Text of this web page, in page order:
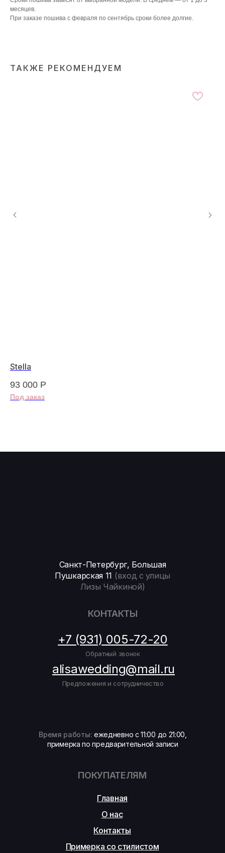
месяцев.
При заказе пошива с февраля по сентябрь сроки более долгие.
ТАКЖЕ РЕКОМЕНДУЕМ
Stella
93 000 Р
КОНТАКТЫ
+7 (931) 005-72-20
Предложения и сотрудничество
Обратный звонок
Время работы: ежедневно с 11:00 до 21:00,
примерка по предварительной записи
alisawedding@mail.ru
Главная
О нас
Контакты
Примерка со стилистом
ПОКУПАТЕЛЯМ
Санкт-Петербург, Большая
Пушкарская 11 (вход с улицы
Лизы Чайкиной)